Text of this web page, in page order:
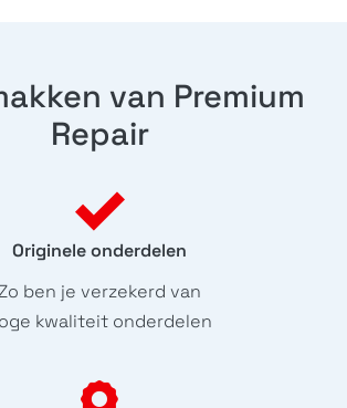
van Premium
Repair
Originele onderdelen
ben je verzekerd van
kwaliteit onderdelen